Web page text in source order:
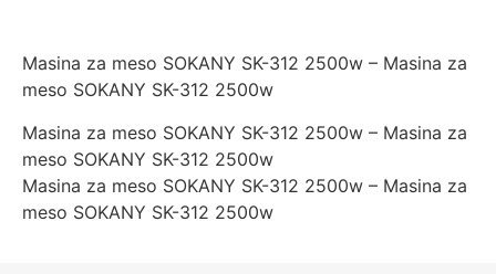
Masina za meso SOKANY SK-312 2500w – Masina za
meso SOKANY SK-312 2500w
Masina za meso SOKANY SK-312 2500w – Masina za
meso SOKANY SK-312 2500w
Masina za meso SOKANY SK-312 2500w – Masina za
meso SOKANY SK-312 2500w